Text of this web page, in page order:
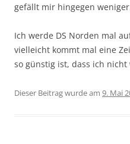
gefällt mir hingegen
Ich werde DS Norden mal
vielleicht kommt mal eine
so günstig ist, dass ich
Dieser Beitrag wurde am 9. Mai